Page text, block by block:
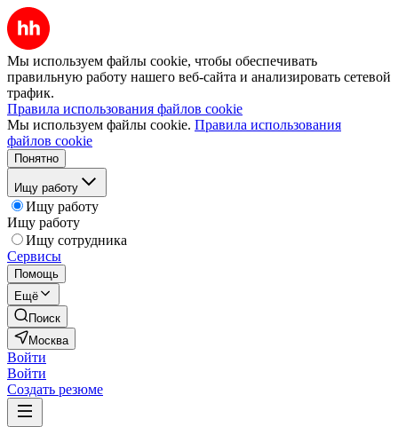
Мы используем файлы cookie, чтобы обеспечивать
правильную работу нашего веб-сайта и анализировать сетевой
трафик.
Правила использования файлов cookie
Мы используем файлы cookie. Правила использования
файлов cookie
Понятно
Ищу работу
Ищу работу
Ищу работу
Ищу сотрудника
Сервисы
Помощь
Ещё
Поиск
Москва
Войти
Войти
Создать резюме